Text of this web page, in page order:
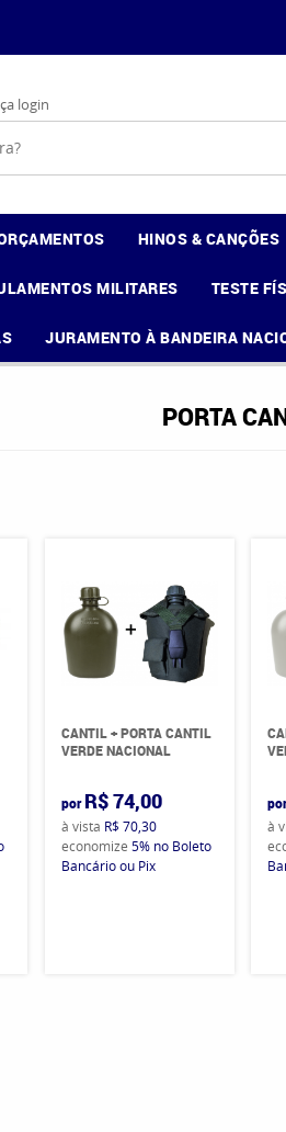
login
HINOS & CANÇÕES
MILITARES TESTE
JURAMENTO À BANDEIRA
PORTA
CANTIL + PORTA CANTIL
VERDE NACIONAL
por R$ 74,00
à vista R$ 70,30
economize 5% no Boleto
Bancário ou Pix
à